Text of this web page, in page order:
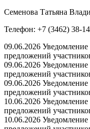
Семенова Татьяна
Телефон: +7 (3462) 38-
09.06.2026
предложений
09.06.2026
предложений
09.06.2026
предложений
10.06.2026
предложений
10.06.2026